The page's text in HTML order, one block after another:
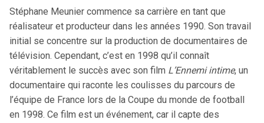
Stéphane Meunier commence sa carrière en tant que
réalisateur et producteur dans les années 1990. Son travail
initial se concentre sur la production de documentaires de
télévision. Cependant, c’est en 1998 qu’il connaît
véritablement le succès avec son film L’Ennemi intime, un
documentaire qui raconte les coulisses du parcours de
l’équipe de France lors de la Coupe du monde de football
en 1998. Ce film est un événement, car il capte des